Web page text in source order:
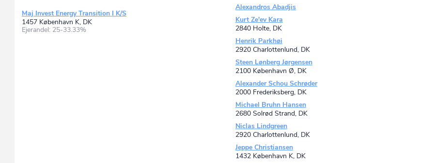
Maj Invest Energy Transition I K/S
1457 København K, DK
Ejerandel: 25-33.33%
Alexandros Abadjis
Kurt Ze'ev Kara
2840 Holte, DK
Henrik Parkhøi
2920 Charlottenlund, DK
Steen Lønberg Jørgensen
2100 København Ø, DK
Alexander Schou Schrøder
2000 Frederiksberg, DK
Michael Bruhn Hansen
2680 Solrød Strand, DK
Niclas Lindgreen
2920 Charlottenlund, DK
Jeppe Christiansen
1432 København K, DK